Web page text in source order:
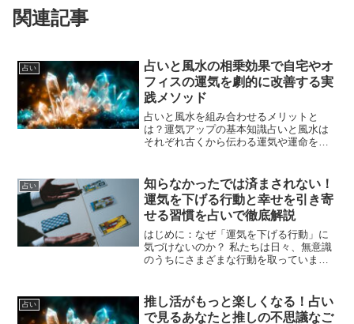
関連記事
占い
占いと風水の相乗効果で自宅やオ
フィスの運気を劇的に改善する実
践メソッド
占いと風水を組み合わせるメリットと
は？運気アップの基本知識占いと風水は
それぞれ古くから伝わる運気や運命を読
は生年月日や星の配置などから個人の性
格や運勢、適した方角や時期...
占い
知らなかったでは済まされない！
運気を下げる行動と幸せを引き寄
せる習慣を占いで徹底解説
はじめに：なぜ「運気を下げる行動」に
気づけないのか？ 私たちは日々、無意識
のうちにさまざまな行動を取っていま
存じでしょうか。占いの世界では「気の
流れ」や「エネルギーの状...
占い
推し活がもっと楽しくなる！占い
で見るあなたと推しの不思議なご